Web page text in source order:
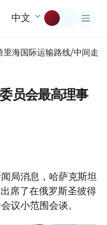
中文
里海国际运输路线/中间走廊
员会最高理事
局消息，哈萨克斯坦
席了在俄罗斯圣彼得
议小范围会谈。